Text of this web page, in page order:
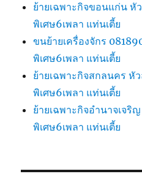
ย้ายเฉพาะกิจขอนแก่น หั
พิเศษ6เพลา แท่นเตี้ย
ขนย้ายเครื่องจักร
พิเศษ6เพลา แท่นเตี้ย
ย้ายเฉพาะกิจสกลนคร หั
พิเศษ6เพลา แท่นเตี้ย
ย้ายเฉพาะกิจอำนาจเจริ
พิเศษ6เพลา แท่นเตี้ย